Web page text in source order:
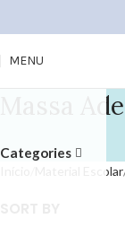
MENU
Massa
Categories
Material Escolar